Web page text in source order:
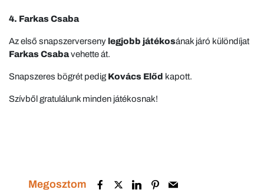
4. Farkas Csaba
Az első snapszerverseny legjobb játékosának járó különdíjat
Farkas Csabavehette át.
Snapszeres bögrét pedig Kovács Előd kapott.
Szívből gratulálunk minden játékosnak!
Megosztom